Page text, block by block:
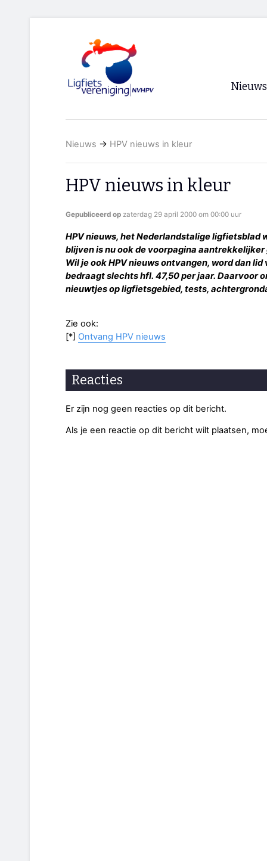
Nieuws
Nieuws → HPV nieuws in kleur
HPV nieuws in kleur
Gepubliceerd op zaterdag 29 april 2000 om 00:00 uur
HPV nieuws, het Nederlandstalige ligfietsblad
blijven is nu ook de voorpagina
Wil je ook HPV nieuws ontvangen, word dan
bedraagt slechts hfl. 47,50 per jaar. Daarvoor
nieuwtjes op ligfietsgebied, tests,
Zie ook:
[*] Ontvang HPV nieuws
Reacties
Er zijn nog geen reacties op dit bericht.
Als je een reactie op dit bericht wilt plaatsen,